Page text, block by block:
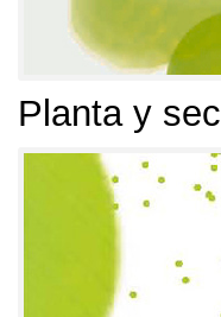
Planta y